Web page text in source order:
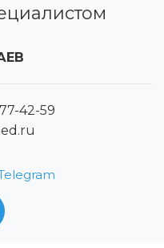
42-59